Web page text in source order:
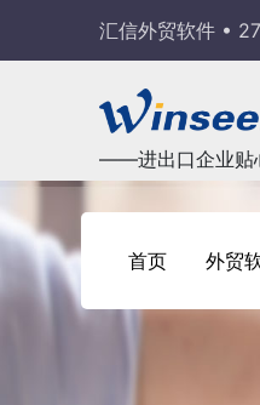
汇信外贸软件 •
——进出口企业贴
首页 外贸